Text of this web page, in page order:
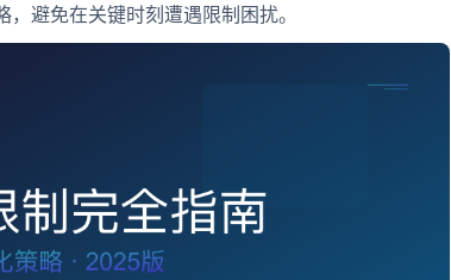
避免在关键时刻遭遇限制困扰。